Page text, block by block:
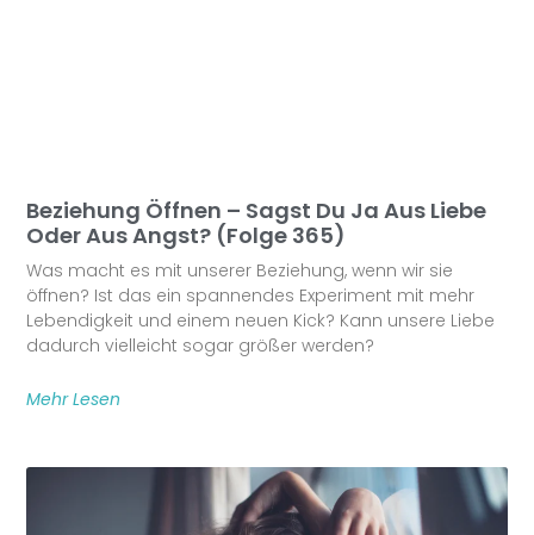
Beziehung Öffnen – Sagst Du Ja Aus Liebe
Oder Aus Angst? (Folge 365)
Was macht es mit unserer Beziehung, wenn wir sie
öffnen? Ist das ein spannendes Experiment mit mehr
Lebendigkeit und einem neuen Kick? Kann unsere Liebe
dadurch vielleicht sogar größer werden?
Mehr Lesen